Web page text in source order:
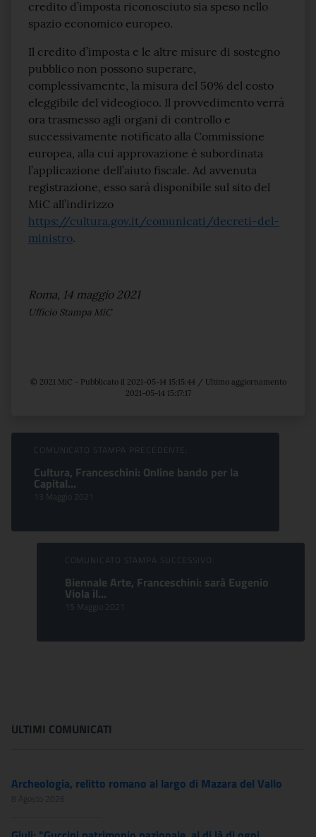
credito d’imposta riconosciuto sia speso nello
spazio economico europeo.
Il credito d’imposta e le altre misure di sostegno
pubblico non possono superare,
complessivamente, la misura del 50% del costo
eleggibile del videogioco. Il provvedimento verrà
ora trasmesso agli organi di controllo e
successivamente notificato alla Commissione
europea, alla cui approvazione è subordinata
l’applicazione dell’aiuto fiscale. Ad avvenuta
registrazione, esso sarà disponibile sul sito del
MiC all’indirizzo
https://cultura.gov.it/comunicati/decreti-del-
ministro.
Roma, 14 maggio 2021
Ufficio Stampa MiC
© 2021 MiC - Pubblicato il 2021-05-14 15:15:44 / Ultimo aggiornamento
2021-05-14 15:17:17
Sfoglia comunicati
COMUNICATO STAMPA PRECEDENTE:
Cultura, Franceschini: Online bando per la
Capital...
13 Maggio 2021
COMUNICATO STAMPA SUCCESSIVO:
Biennale Arte, Franceschini: sarà Eugenio
Viola il...
15 Maggio 2021
ULTIMI COMUNICATI
Archeologia, relitto romano al largo di Mazara del Vallo
8 Agosto 2026